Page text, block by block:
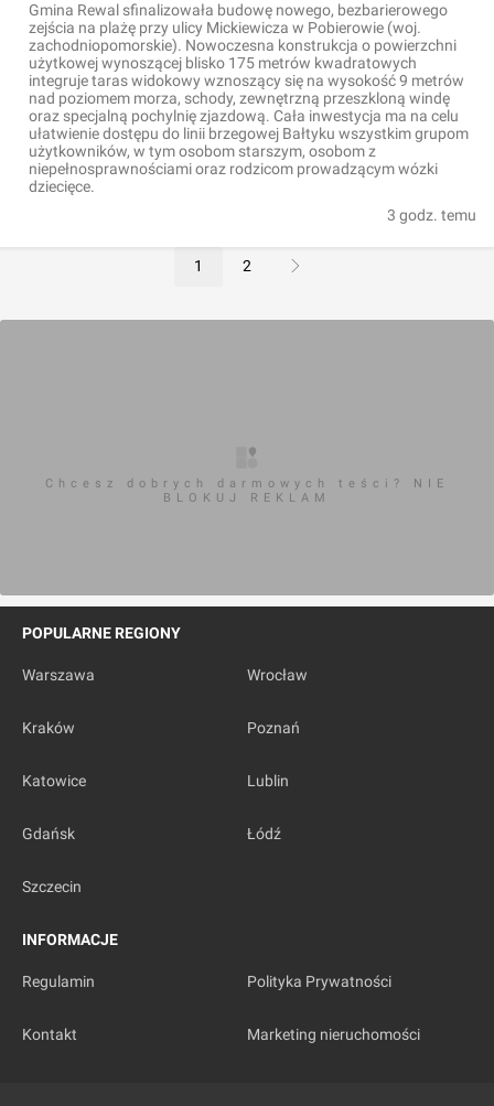
Gmina Rewal sfinalizowała budowę nowego, bezbarierowego
zejścia na plażę przy ulicy Mickiewicza w Pobierowie (woj.
zachodniopomorskie). Nowoczesna konstrukcja o powierzchni
użytkowej wynoszącej blisko 175 metrów kwadratowych
integruje taras widokowy wznoszący się na wysokość 9 metrów
nad poziomem morza, schody, zewnętrzną przeszkloną windę
oraz specjalną pochylnię zjazdową. Cała inwestycja ma na celu
ułatwienie dostępu do linii brzegowej Bałtyku wszystkim grupom
użytkowników, w tym osobom starszym, osobom z
niepełnosprawnościami oraz rodzicom prowadzącym wózki
dziecięce.
3 godz. temu
1 2
Chcesz dobrych darmowych teści? NIE
BLOKUJ REKLAM
POPULARNE REGIONY
Warszawa Wrocław
Kraków Poznań
Katowice Lublin
Gdańsk Łódź
Szczecin
INFORMACJE
Regulamin Polityka Prywatności
Kontakt Marketing nieruchomości